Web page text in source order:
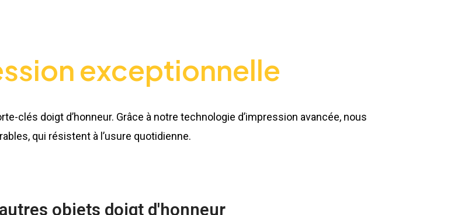
exceptionnelle
clés doigt d’honneur. Grâce à notre technologie d’impression avancée, nous
qui résistent à l’usure quotidienne.
objets doigt d'honneur